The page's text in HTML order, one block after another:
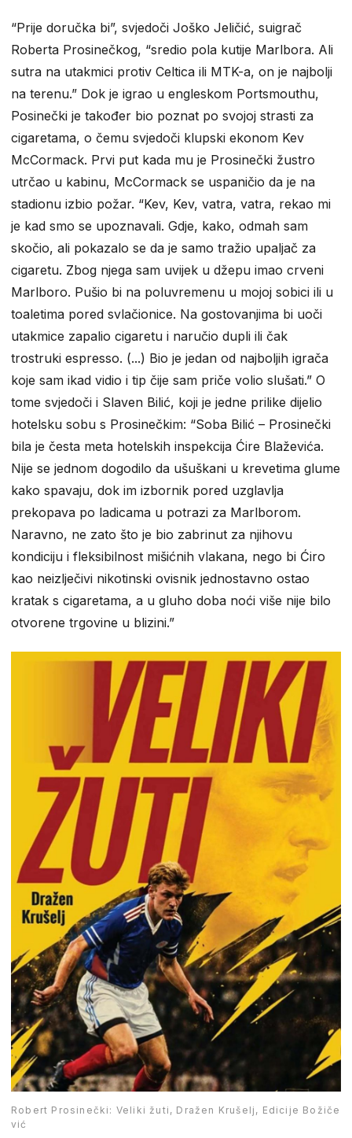
“Prije doručka bi”, svjedoči Joško Jeličić, suigrač
Roberta Prosinečkog, “sredio pola kutije Marlbora. Ali
sutra na utakmici protiv Celtica ili MTK-a, on je najbolji
na terenu.” Dok je igrao u engleskom Portsmouthu,
Posinečki je također bio poznat po svojoj strasti za
cigaretama, o čemu svjedoči klupski ekonom Kev
McCormack. Prvi put kada mu je Prosinečki žustro
utrčao u kabinu, McCormack se uspaničio da je na
stadionu izbio požar. “Kev, Kev, vatra, vatra, rekao mi
je kad smo se upoznavali. Gdje, kako, odmah sam
skočio, ali pokazalo se da je samo tražio upaljač za
cigaretu. Zbog njega sam uvijek u džepu imao crveni
Marlboro. Pušio bi na poluvremenu u mojoj sobici ili u
toaletima pored svlačionice. Na gostovanjima bi uoči
utakmice zapalio cigaretu i naručio dupli ili čak
trostruki espresso. (...) Bio je jedan od najboljih igrača
koje sam ikad vidio i tip čije sam priče volio slušati.” O
tome svjedoči i Slaven Bilić, koji je jedne prilike dijelio
hotelsku sobu s Prosinečkim: “Soba Bilić – Prosinečki
bila je česta meta hotelskih inspekcija Ćire Blaževića.
Nije se jednom dogodilo da ušuškani u krevetima glume
kako spavaju, dok im izbornik pored uzglavlja
prekopava po ladicama u potrazi za Marlborom.
Naravno, ne zato što je bio zabrinut za njihovu
kondiciju i fleksibilnost mišićnih vlakana, nego bi Ćiro
kao neizlječivi nikotinski ovisnik jednostavno ostao
kratak s cigaretama, a u gluho doba noći više nije bilo
otvorene trgovine u blizini.”
Robert Prosinečki: Veliki žuti, Dražen Krušelj, Edicije Božiče
vić